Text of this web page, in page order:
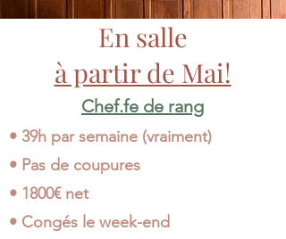
En salle
à partir de Mai!
Chef.fe de rang
• 39h par semaine (vraiment)
• Pas de coupures
• 1800€ net
• Congés le week-end